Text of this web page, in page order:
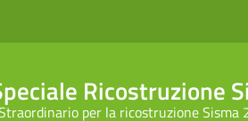
Ricostruzione
per la ricostruzione Sisma